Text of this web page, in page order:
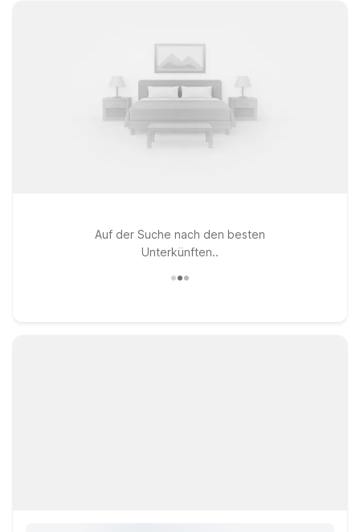
Auf der Suche nach den besten
Unterkünften..